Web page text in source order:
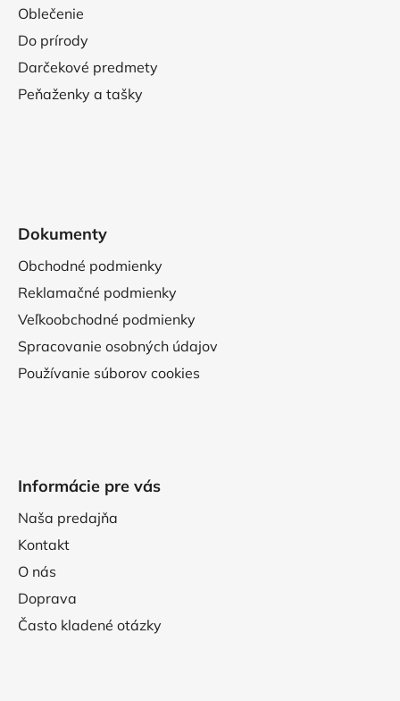
Oblečenie
Do prírody
Darčekové predmety
Peňaženky a tašky
Dokumenty
Obchodné podmienky
Reklamačné podmienky
Veľkoobchodné podmienky
Spracovanie osobných údajov
Používanie súborov cookies
Informácie pre vás
Naša predajňa
Kontakt
O nás
Doprava
Často kladené otázky